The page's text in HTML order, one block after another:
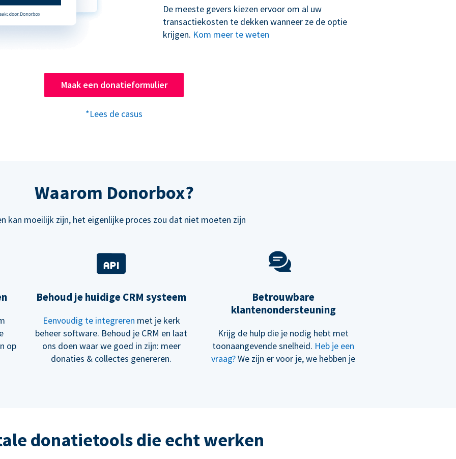
De meeste gevers kiezen ervoor om al uw
transactiekosten te dekken wanneer ze de optie
krijgen. Kom meer te weten
Maak een donatieformulier
*Lees de casus
Waarom Donorbox?
kan moeilijk zijn, het eigenlijke proces zou dat niet moeten zijn
op
Behoud je huidige CRM systeem
Eenvoudig te integreren met je kerk
beheer software. Behoud je CRM en laat
ons doen waar we goed in zijn: meer
donaties & collectes genereren.
Betrouwbare
klantenondersteuning
Krijg de hulp die je nodig hebt met
toonaangevende snelheid. Heb je een
vraag?We zijn er voor je, we hebben je
donatietools die echt werken